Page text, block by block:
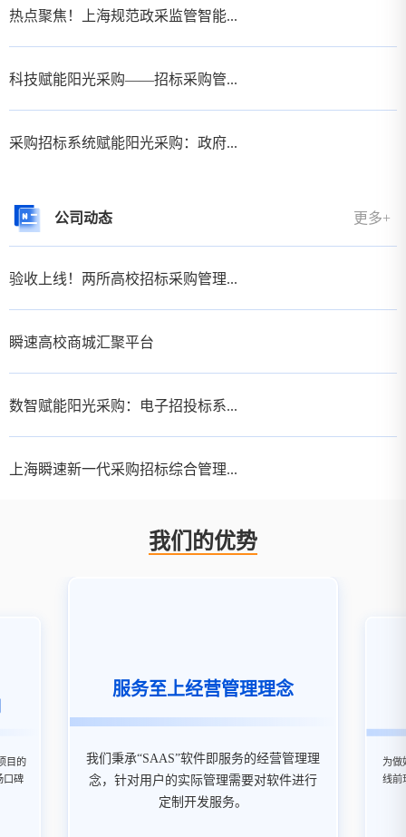
热点聚焦！上海规范政采监管智能...
科技赋能阳光采购——招标采购管...
采购招标系统赋能阳光采购：政府...
更多+
公司动态
验收上线！两所高校招标采购管理...
瞬速高校商城汇聚平台
数智赋能阳光采购：电子招投标系...
上海瞬速新一代采购招标综合管理...
我们的优势
目的
口碑
服务至上经营管理理念
我们秉承“SAAS”软件即服务的经营管理理
念，针对用户的实际管理需要对软件进行
定制开发服务。
为做
线前